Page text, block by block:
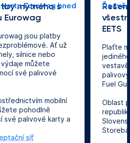
mýtného s
Eurowag
jsou platby
Ať už
silnice nebo
můžete
své palivové
mobilní
pohodlně
své palivové karty a
síť
Eurowag hned
EETS
Plaťte
Fuel
Oblast